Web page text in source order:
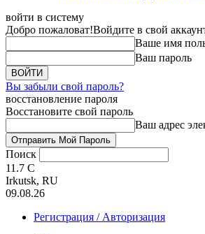
войти в систему
Добро пожаловат!Войдите в свой
Ваше имя
Ваш пароль
Вы забыли свой пароль?
восстановление пароля
Восстановите свой пароль
Ваш адрес
Поиск
11.7 C
Irkutsk, RU
09.08.26
Регистрация / Авторизация